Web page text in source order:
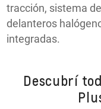
tracción, sistema
delanteros
integradas.
Descubrí